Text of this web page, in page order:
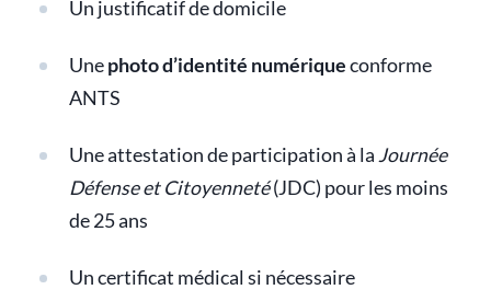
Un justificatif de domicile
Unephoto d’identité numériqueconforme
ANTS
Une attestation de participation à la Journée
Défense et Citoyenneté(JDC) pour les moins
de 25 ans
Un certificat médical si nécessaire